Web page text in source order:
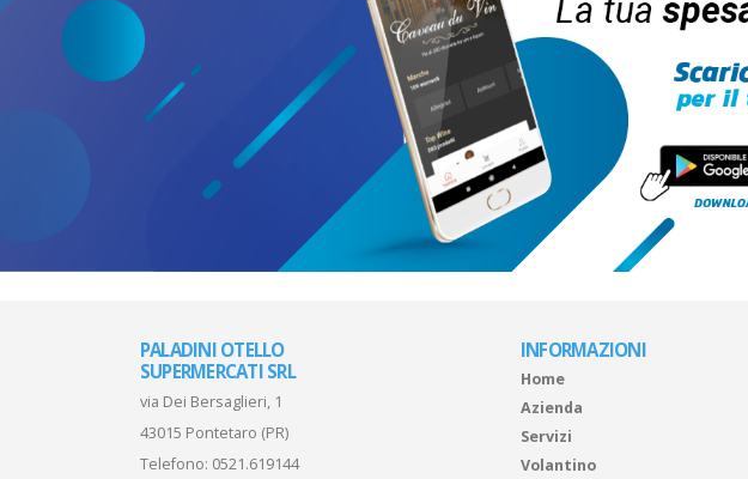
PALADINI OTELLO
SUPERMERCATI SRL
via Dei Bersaglieri, 1
43015 Pontetaro (PR)
Telefono: 0521.619144
INFORMAZIONI
Home
Azienda
Servizi
Volantino